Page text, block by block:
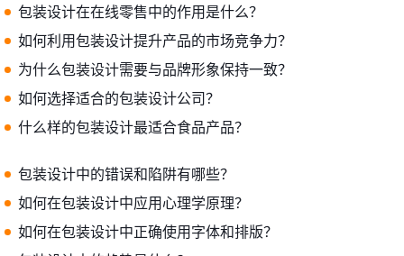
包装设计在在线零售中的作用是什么？
如何利用包装设计提升产品的市场竞争力？
为什么包装设计需要与品牌形象保持一致？
如何选择适合的包装设计公司？
什么样的包装设计最适合食品产品？
包装设计中的错误和陷阱有哪些？
如何在包装设计中应用心理学原理？
如何在包装设计中正确使用字体和排版？